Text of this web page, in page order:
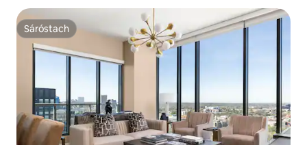
Sáróstach
Sáróstach